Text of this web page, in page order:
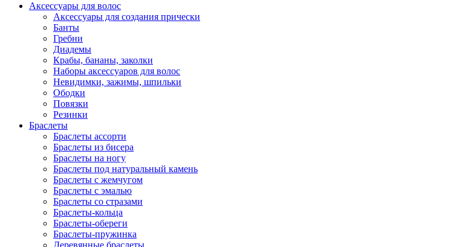
Аксессуары для волос
Аксессуары для создания прически
Банты
Гребни
Диадемы
Крабы, бананы, заколки
Наборы аксессуаров для волос
Невидимки, зажимы, шпильки
Ободки
Повязки
Резинки
Браслеты
Браслеты ассорти
Браслеты из бисера
Браслеты на ногу
Браслеты под натуральный камень
Браслеты с жемчугом
Браслеты с эмалью
Браслеты со стразами
Браслеты-кольца
Браслеты-обереги
Браслеты-пружинка
Деревянные браслеты